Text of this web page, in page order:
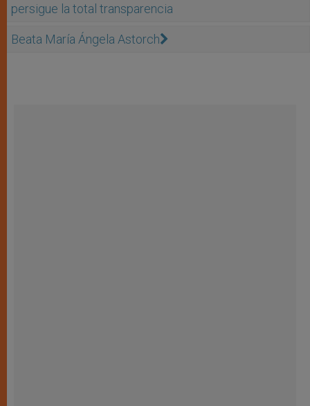
persigue la total transparencia
Beata María Ángela Astorch